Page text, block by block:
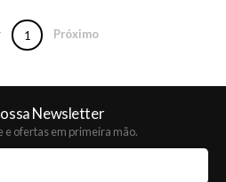
1 Próximo
Newsletter
e ofertas em primeira mão.